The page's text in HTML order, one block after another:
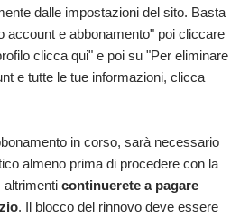
dalle impostazioni del sito. Basta
account e abbonamento" poi cliccare
clicca qui" e poi su "Per eliminare
e tutte le tue informazioni, clicca
in corso, sarà necessario
almeno prima di procedere con la
altrimenti continuerete a pagare
. Il blocco del rinnovo deve essere